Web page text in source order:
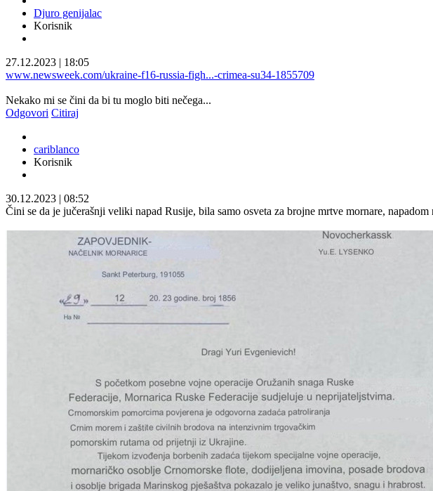
Djuro genijalac
Korisnik
27.12.2023 | 18:05
www.newsweek.com/ukraine-f16-russia-figh...-crimea-su34-1855709
Nekako mi se čini da bi tu moglo biti nečega...
Odgovori Citiraj
cariblanco
Korisnik
30.12.2023 | 08:52
Čini se da je jučerašnji veliki napad Rusije, bila samo osveta za brojne mrtve mornare,